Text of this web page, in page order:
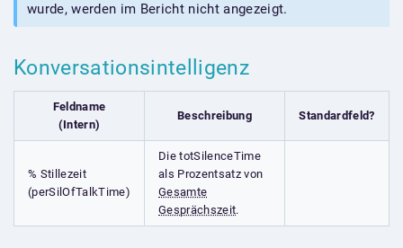
wurde, werden im Bericht nicht angezeigt.
Konversationsintelligenz
Feldname
(Intern)
Beschreibung Standardfeld?
% Stillezeit
(perSilOfTalkTime)
Die totSilenceTime
als Prozentsatz von
Gesamte
Gesprächszeit.